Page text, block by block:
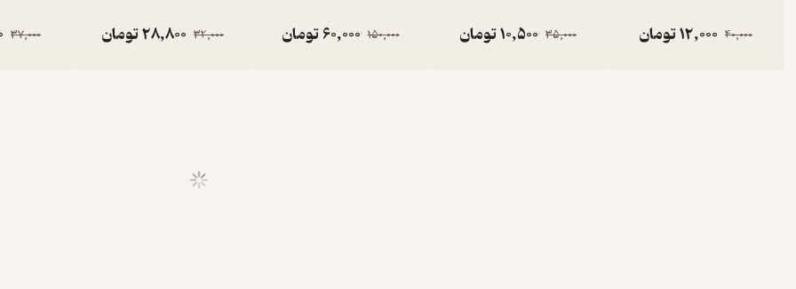
40,000
12,000تومان 35,000
10,500تومان 150,000
60,000تومان 32,000
28,800تومان 37,000